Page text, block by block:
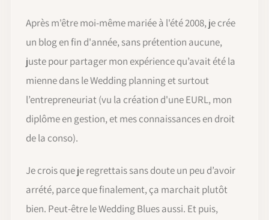
Après m'être moi-même mariée à l'été 2008, je crée
un blog en fin d'année, sans prétention aucune,
juste pour partager mon expérience qu’avait été la
mienne dans le Wedding planning et surtout
l’entrepreneuriat (vu la création d'une EURL, mon
diplôme en gestion, et mes connaissances en droit
de la conso).
Je crois que je regrettais sans doute un peu d’avoir
arrété, parce que finalement, ça marchait plutôt
bien. Peut-être le Wedding Blues aussi. Et puis,